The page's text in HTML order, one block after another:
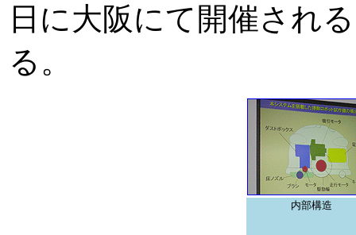
日に大阪にて開催され
る。
内部構造